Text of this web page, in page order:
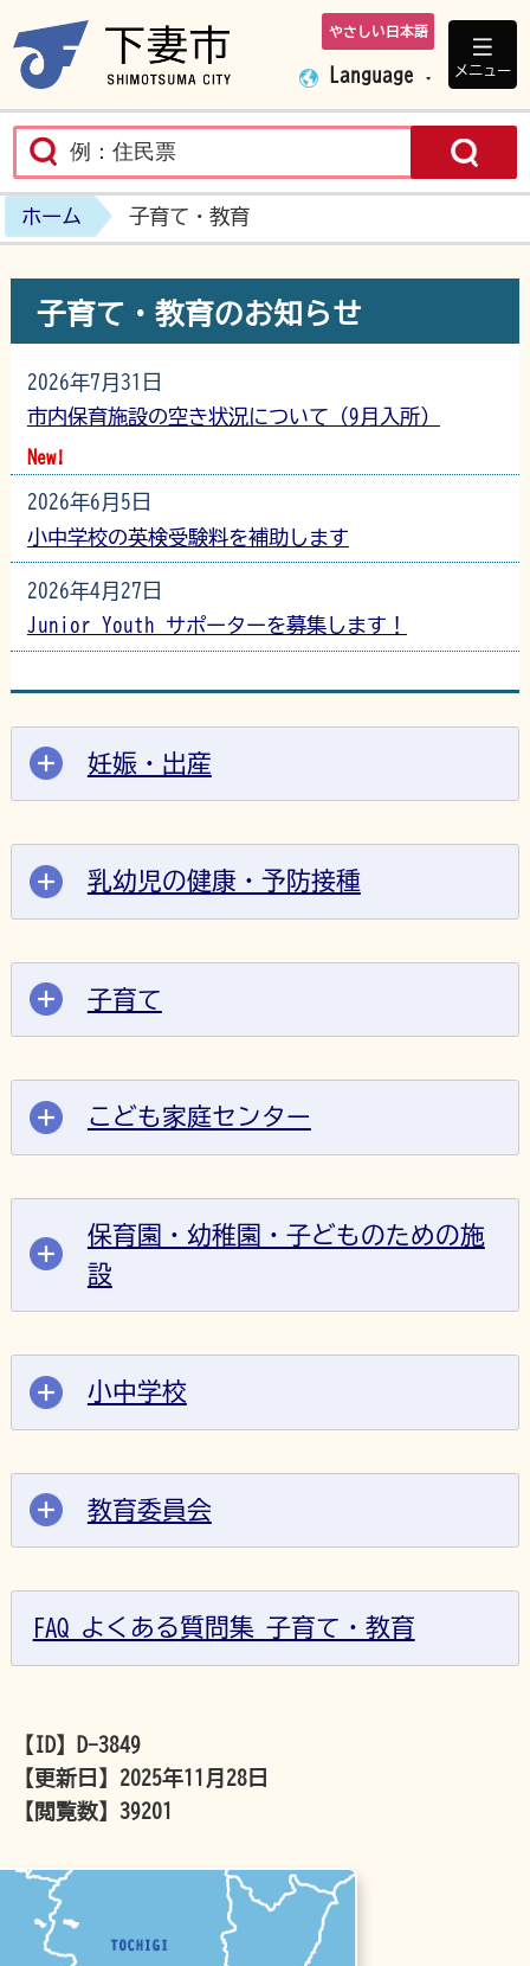
下妻市ホームペ
やさしい日本語
Language メニュー
ホーム 子育て・教育
子育て・教育のお知らせ
2026年7月31日
市内保育施設の空き状況について（9月入所）
New!
2026年6月5日
小中学校の英検受験料を補助します
2026年4月27日
Junior Youth サポーターを募集します！
妊娠・出産
乳幼児の健康・予防接種
子育て
こども家庭センター
保育園・幼稚園・子どものための施
設
小中学校
教育委員会
FAQ よくある質問集 子育て・教育
【ID】
D-3849
【更新日】 2025年11月28日
【閲覧数】39201